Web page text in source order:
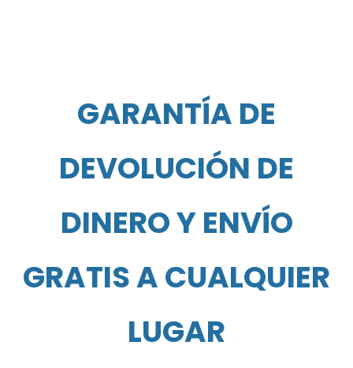
GARANTÍA DE
DEVOLUCIÓN DE
DINERO Y ENVÍO
GRATIS A CUALQUIER
LUGAR